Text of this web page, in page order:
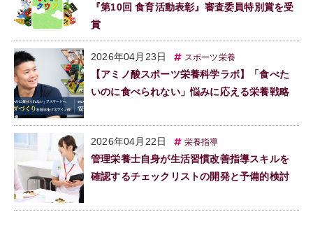
『第10回 食育活動表彰』審査委員特別賞を受
賞
2026年04月23日 スポーツ栄養
【アミノ酸スポーツ栄養科学ラボ】「食べた
いのに食べられない」悩みに応える栄養戦略
2026年04月22日 栄養指導
管理栄養士自身が生活習慣改善指導スキルを
確認するチェックリストの開発と予備的検討